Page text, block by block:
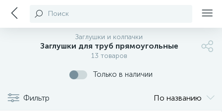
Поиск
Заглушки и колпачки
Заглушки для труб прямоугольные
13 товаров
Только в наличии
Фильтр По названию